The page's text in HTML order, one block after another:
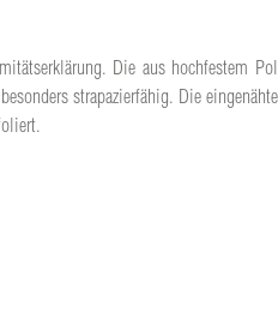
Die aus hochfestem
strapazierfähig. Die